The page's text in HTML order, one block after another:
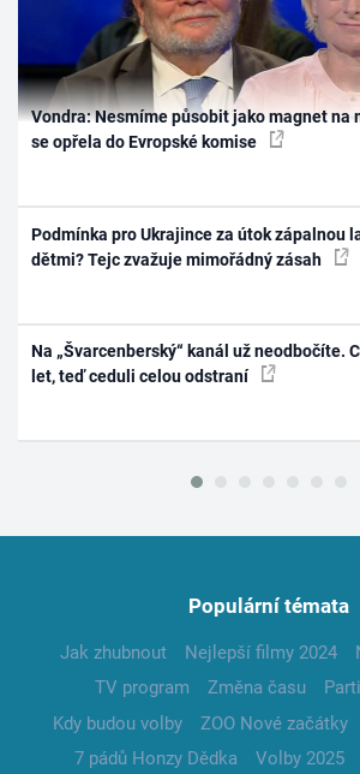
Vondra: Nesmíme působit jako magnet na
se opřela do Evropské komise
Podmínka pro Ukrajince za útok zápalnou
dětmi? Tejc zvažuje mimořádný zásah
Na „Švarcenberský“ kanál už neodbočíte.
let, teď ceduli celou odstraní
Populární témata
Jak zhubnout Nejlepší filmy 2024
TV program
Změna času
Kdy budou volby
ZOO Nové začátky
7 pádů Honzy Dědka
Volby 2025